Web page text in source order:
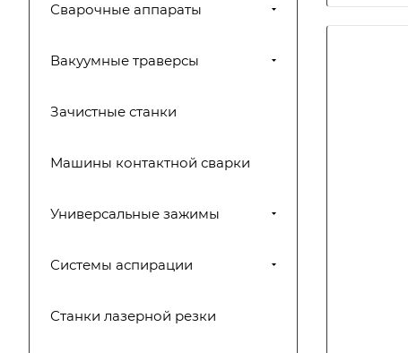
Сварочные аппараты
Вакуумные траверсы
Зачистные станки
Машины контактной сварки
Универсальные зажимы
Системы аспирации
Станки лазерной резки